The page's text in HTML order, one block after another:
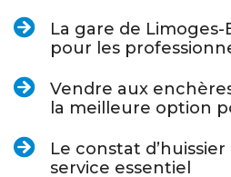
La gare de
pour les
Vendre aux
la meilleure option
Le constat
service essentiel